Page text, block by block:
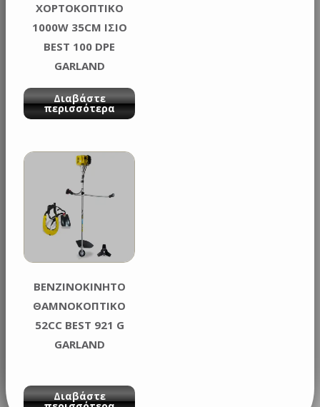
ΧΟΡΤΟΚΟΠΤΙΚΟ
1000W 35CM ΙΣΙΟ
BEST 100 DPE
GARLAND
Διαβάστε
περισσότερα
ΒΕΝΖΙΝΟΚΙΝΗΤΟ
ΘΑΜΝΟΚΟΠΤΙΚΟ
52CC BEST 921 G
GARLAND
Διαβάστε